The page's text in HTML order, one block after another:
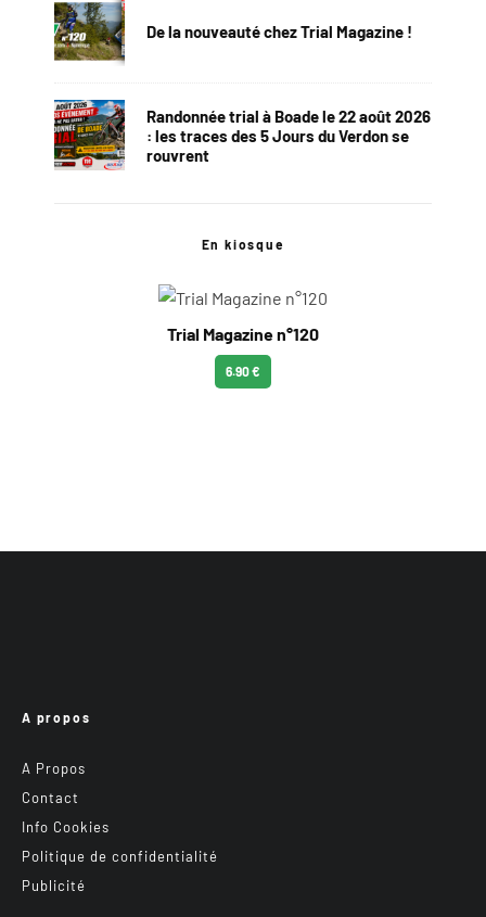
De la nouveauté chez Trial Magazine !
Randonnée trial à Boade le 22 août 2026
: les traces des 5 Jours du Verdon se
rouvrent
En kiosque
Trial Magazine n°120
6.90 €
A propos
A Propos
Contact
Info Cookies
Politique de confidentialité
Publicité